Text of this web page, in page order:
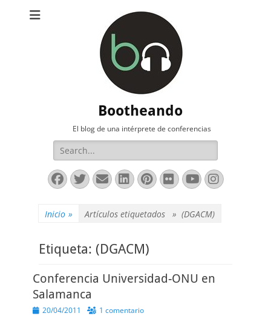
Bootheando
El blog de una intérprete de conferencias
Buscar:
Facebook
Twitter
Correo
electrónico
LinkedIn
Pinterest
FlickrYouTube
Inicio » Artículos etiquetados » (DGACM)
Etiqueta: (DGACM)
Conferencia Universidad-ONU en
Salamanca
Publicado
20/04/2011 1 comentario